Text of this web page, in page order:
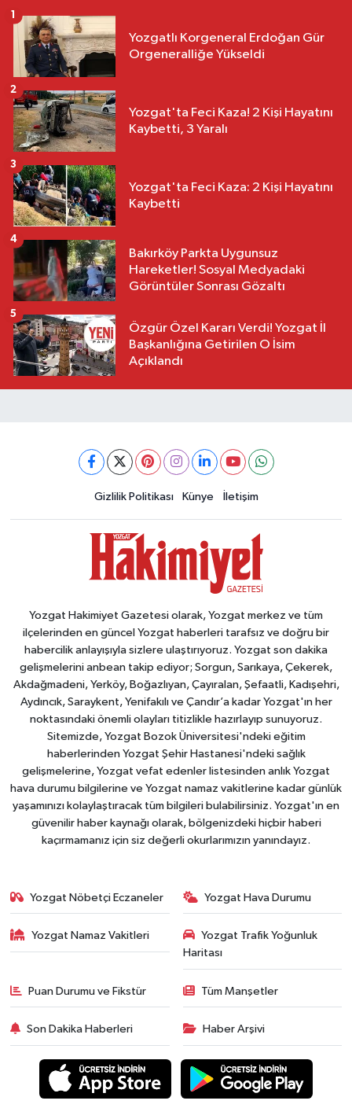
Yozgatlı Korgeneral Erdoğan Gür
Orgeneralliğe Yükseldi
1
Yozgat'ta Feci Kaza! 2 Kişi Hayatını
Kaybetti, 3 Yaralı
2
Yozgat'ta Feci Kaza: 2 Kişi Hayatını
Kaybetti
3
Bakırköy Parkta Uygunsuz
Hareketler! Sosyal Medyadaki
Görüntüler Sonrası Gözaltı
4
Özgür Özel Kararı Verdi! Yozgat İl
Başkanlığına Getirilen O İsim
Açıklandı
5
Gizlilik Politikası Künye İletişim
Yozgat Hakimiyet Gazetesi olarak, Yozgat merkez ve tüm
ilçelerinden en güncel Yozgat haberleri tarafsız ve doğru bir
habercilik anlayışıyla sizlere ulaştırıyoruz. Yozgat son dakika
gelişmelerini anbean takip ediyor; Sorgun, Sarıkaya, Çekerek,
Akdağmadeni, Yerköy, Boğazlıyan, Çayıralan, Şefaatli, Kadışehri,
Aydıncık, Saraykent, Yenifakılı ve Çandır’a kadar Yozgat'ın her
noktasındaki önemli olayları titizlikle hazırlayıp sunuyoruz.
Sitemizde, Yozgat Bozok Üniversitesi'ndeki eğitim
haberlerinden Yozgat Şehir Hastanesi'ndeki sağlık
gelişmelerine, Yozgat vefat edenler listesinden anlık Yozgat
hava durumu bilgilerine ve Yozgat namaz vakitlerine kadar günlük
yaşamınızı kolaylaştıracak tüm bilgileri bulabilirsiniz. Yozgat'ın en
güvenilir haber kaynağı olarak, bölgenizdeki hiçbir haberi
kaçırmamanız için siz değerli okurlarımızın yanındayız.
Yozgat Nöbetçi Eczaneler Yozgat Hava Durumu
Yozgat Namaz Vakitleri
Yozgat Trafik Yoğunluk
Haritası
Puan Durumu ve Fikstür Tüm Manşetler
Son Dakika Haberleri Haber Arşivi